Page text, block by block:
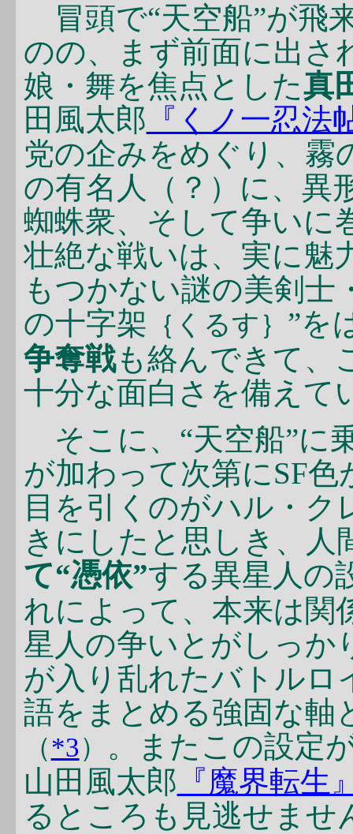
冒頭で“天空船”が飛
のの、まず前面に出さ
娘・舞を焦点とした真
田風太郎 『くノ一忍法
党の企みをめぐり、霧
の有名人（？）に、異
蜘蛛衆、そして争いに
壮絶な戦いは、実に魅
もつかない謎の美剣士
の十字架 ｛くるす｝ ”を
争奪戦も絡んできて、
十分な面白さを備えて
そこに、“天空船”に
が加わって次第にSF
目を引くのがハル・ク
きにしたと思しき、人
て“憑依”する異星人の
れによって、本来は関
星人の争いとがしっか
が入り乱れたバトルロ
語をまとめる強固な軸
（*3）
。またこの設定
山田風太郎 『魔界転生
るところも見逃せませ